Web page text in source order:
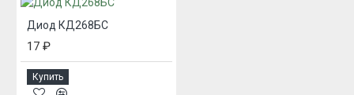
Диод КД268БС
17 ₽
Купить